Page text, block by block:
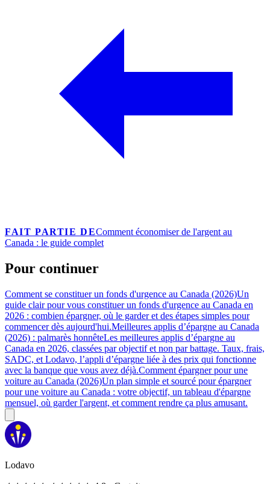
FAIT PARTIE DEComment économiser de l'argent au
Canada : le guide complet
Pour continuer
Comment se constituer un fonds d'urgence au Canada (2026)Un
guide clair pour vous constituer un fonds d'urgence au Canada en
2026 : combien épargner, où le garder et des étapes simples pour
commencer dès aujourd'hui.Meilleures applis d’épargne au Canada
(2026) : palmarès honnêteLes meilleures applis d’épargne au
Canada en 2026, classées par objectif et non par battage. Taux, frais,
SADC, et Lodavo, l’appli d’épargne liée à des prix qui fonctionne
avec la banque que vous avez déjà.Comment épargner pour une
voiture au Canada (2026)Un plan simple et sourcé pour épargner
pour une voiture au Canada : votre objectif, un tableau d'épargne
mensuel, où garder l'argent, et comment rendre ça plus amusant.
Lodavo